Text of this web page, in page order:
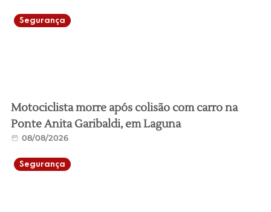
Segurança
Motociclista morre após colisão com carro na
Ponte Anita Garibaldi, em Laguna
08/08/2026
Segurança